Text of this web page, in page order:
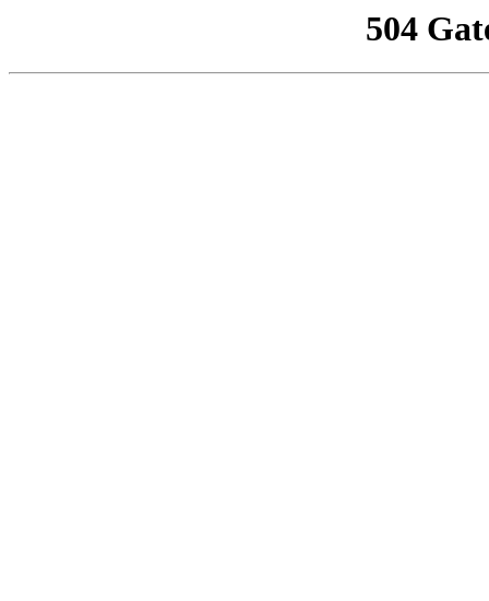
504